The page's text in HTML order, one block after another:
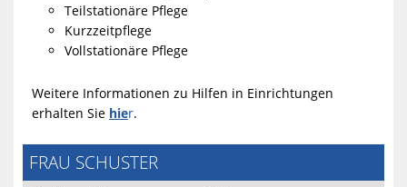
Teilstationäre Pflege
Kurzzeitpflege
Vollstationäre Pflege
Weitere Informationen zu Hilfen in Einrichtungen
erhalten Sie hier.
FRAU SCHUSTER